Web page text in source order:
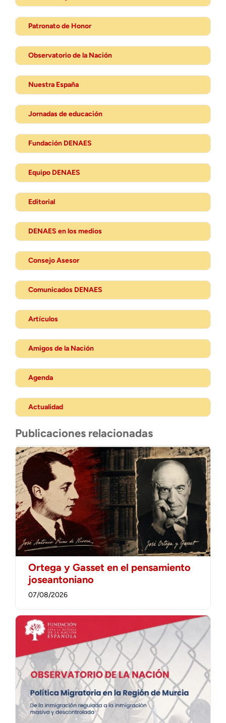
Patronato de Honor
Observatorio de la Nación
Nuestra España
Jornadas de educación
Fundación DENAES
Equipo DENAES
Editorial
DENAES en los medios
Consejo Asesor
Comunicados DENAES
Artículos
Amigos de la Nación
Agenda
Actualidad
Publicaciones relacionadas
Ortega y Gasset en el pensamiento
joseantoniano
07/08/2026